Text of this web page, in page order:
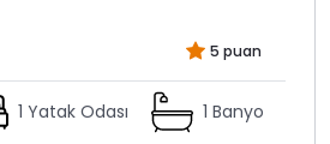
5 puan
1 Yatak Odası 1 Banyo